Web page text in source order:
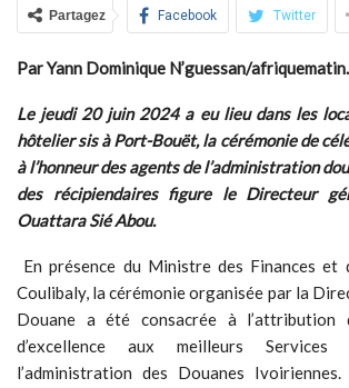
Partagez Facebook Twitter
Par Yann Dominique N’guessan/
Le jeudi 20 juin 2024 a eu lieu dans les
hôtelier sis à Port-Bouët, la cérémonie de
à l’honneur des agents de l’administration
des récipiendaires figure le Directeur
Ouattara Sié Abou.
En présence du Ministre des Finances et
Coulibaly, la cérémonie organisée par la
Douane a été consacrée à l’attribution
d’excellence aux meilleurs
l’administration des Douanes